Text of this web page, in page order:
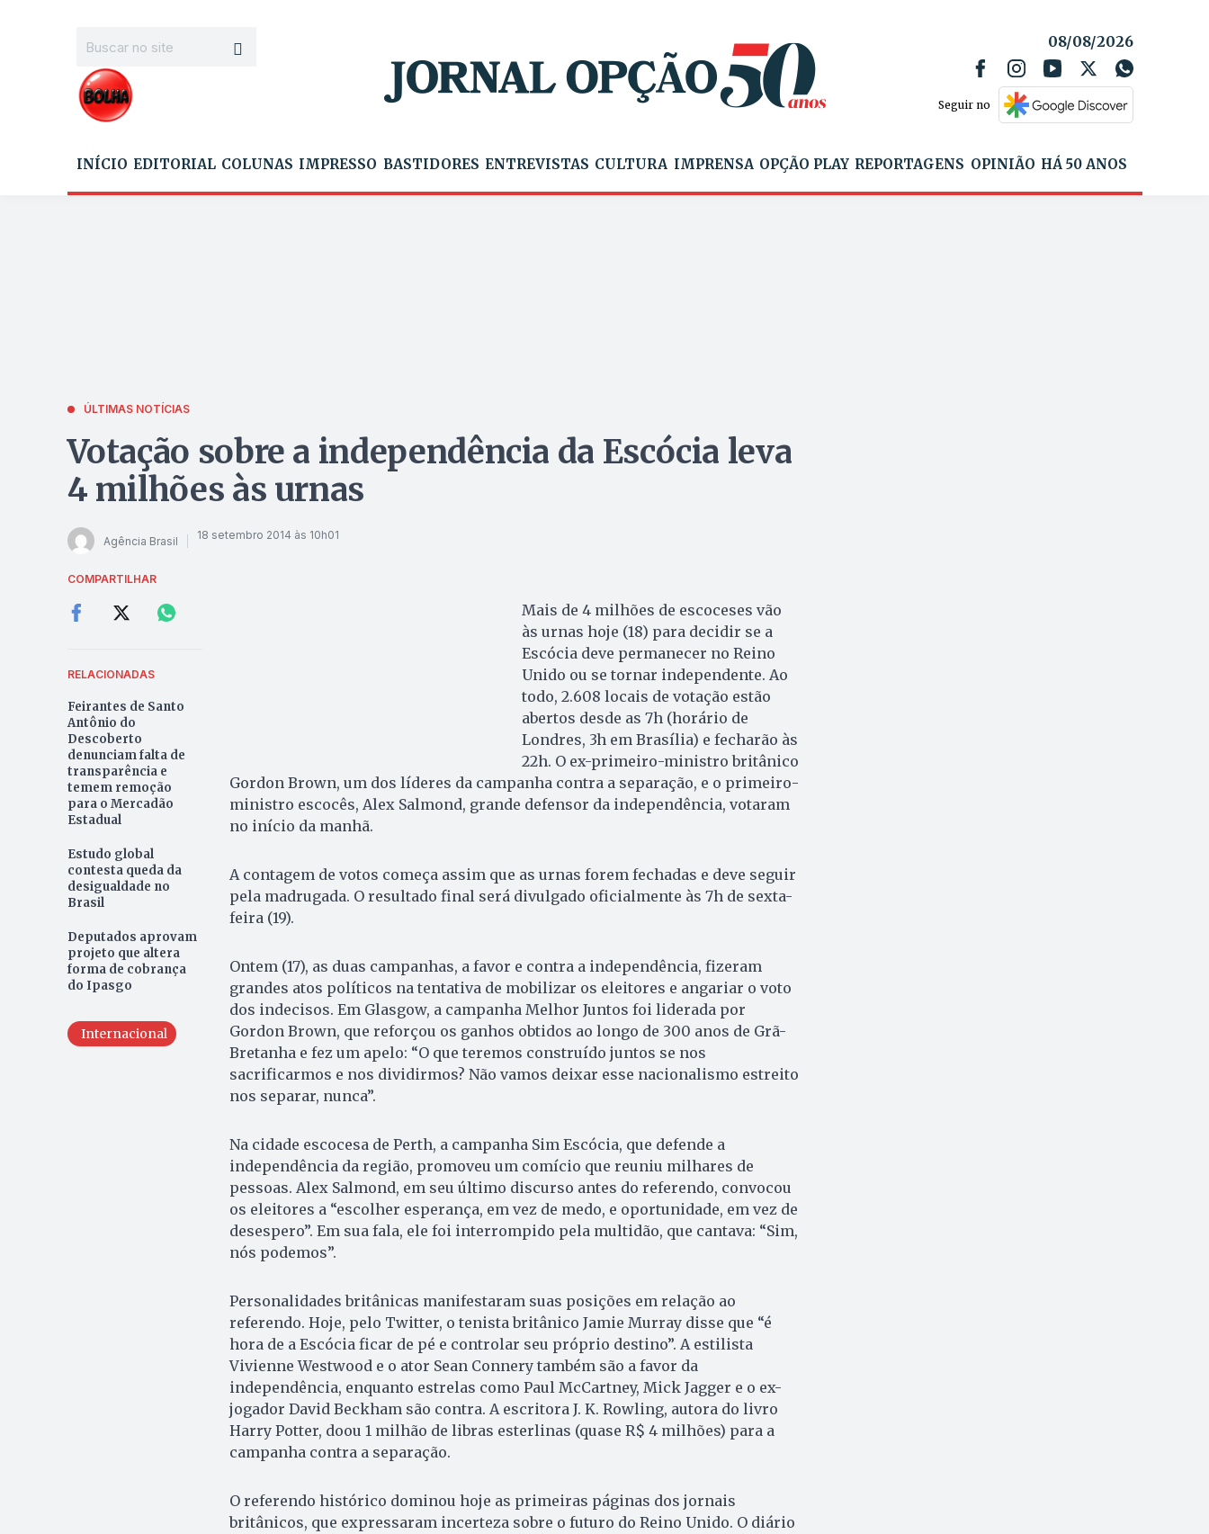
08/08/2026
Seguir no
INÍCIO EDITORIAL COLUNAS IMPRESSO BASTIDORES ENTREVISTAS CULTURA IMPRENSA OPÇÃO PLAY REPORTAGENS OPINIÃO HÁ 50 ANOS
ÚLTIMAS NOTÍCIAS
Votação sobre a independência da Escócia leva
4 milhões às urnas
Agência Brasil 18 setembro 2014 às 10h01
COMPARTILHAR
RELACIONADAS
Feirantes de Santo
Antônio do
Descoberto
denunciam falta de
transparência e
temem remoção
para o Mercadão
Estadual
Estudo global
contesta queda da
desigualdade no
Brasil
Deputados aprovam
projeto que altera
forma de cobrança
do Ipasgo
Internacional
Mais de 4 milhões de escoceses vão
às urnas hoje (18) para decidir se a
Escócia deve permanecer no Reino
Unido ou se tornar independente. Ao
todo, 2.608 locais de votação estão
abertos desde as 7h (horário de
Londres, 3h em Brasília) e fecharão às
22h. O ex-primeiro-ministro britânico
Gordon Brown, um dos líderes da campanha contra a separação, e o primeiro-
ministro escocês, Alex Salmond, grande defensor da independência, votaram
no início da manhã.
A contagem de votos começa assim que as urnas forem fechadas e deve seguir
pela madrugada. O resultado final será divulgado oficialmente às 7h de sexta-
feira (19).
Ontem (17), as duas campanhas, a favor e contra a independência, fizeram
grandes atos políticos na tentativa de mobilizar os eleitores e angariar o voto
dos indecisos. Em Glasgow, a campanha Melhor Juntos foi liderada por
Gordon Brown, que reforçou os ganhos obtidos ao longo de 300 anos de Grã-
Bretanha e fez um apelo: “O que teremos construído juntos se nos
sacrificarmos e nos dividirmos? Não vamos deixar esse nacionalismo estreito
nos separar, nunca”.
Na cidade escocesa de Perth, a campanha Sim Escócia, que defende a
independência da região, promoveu um comício que reuniu milhares de
pessoas. Alex Salmond, em seu último discurso antes do referendo, convocou
os eleitores a “escolher esperança, em vez de medo, e oportunidade, em vez de
desespero”. Em sua fala, ele foi interrompido pela multidão, que cantava: “Sim,
nós podemos”.
Personalidades britânicas manifestaram suas posições em relação ao
referendo. Hoje, pelo Twitter, o tenista britânico Jamie Murray disse que “é
hora de a Escócia ficar de pé e controlar seu próprio destino”. A estilista
Vivienne Westwood e o ator Sean Connery também são a favor da
independência, enquanto estrelas como Paul McCartney, Mick Jagger e o ex-
jogador David Beckham são contra. A escritora J. K. Rowling, autora do livro
Harry Potter, doou 1 milhão de libras esterlinas (quase R$ 4 milhões) para a
campanha contra a separação.
O referendo histórico dominou hoje as primeiras páginas dos jornais
britânicos, que expressaram incerteza sobre o futuro do Reino Unido. O diário